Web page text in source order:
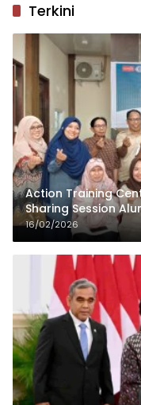
Terkini
Action Training
Sharing Session
16/02/2026